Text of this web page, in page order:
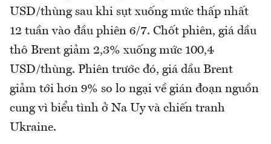
USD/thùng sau khi sụt xuống mức thấp nhất
12 tuần vào đầu phiên 6/7. Chốt phiên, giá dầu
thô Brent giảm 2,3% xuống mức 100,4
USD/thùng. Phiên trước đó, giá dầu Brent
giảm tới hơn 9% so lo ngại về gián đoạn nguồn
cung vì biểu tình ở Na Uy và chiến tranh
Ukraine.